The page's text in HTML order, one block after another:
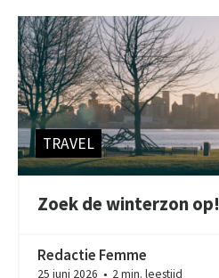
TRAVEL
Zoek de winterzon op!
Redactie Femme
25 juni 2026 ● 2 min. leestijd